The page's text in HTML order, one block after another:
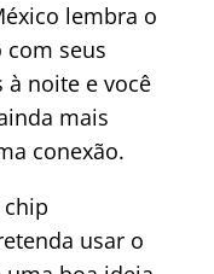
lembra o
com seus
à noite e você
mais
conexão.
usar o